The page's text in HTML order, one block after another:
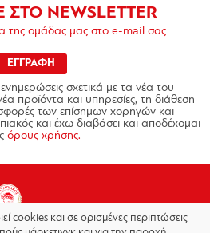
ΣΤΟ NEWSLETTER
της ομάδας μας στο e-mail σας
ΕΓΓΡΑΦΗ
σχετικά με τα νέα του
προϊόντα και υπηρεσίες, τη διάθεση
των επίσημων χορηγών και
και έχω διαβάσει και αποδέχομαι
όρους χρήσης.
cookies και σε ορισμένες περιπτώσεις